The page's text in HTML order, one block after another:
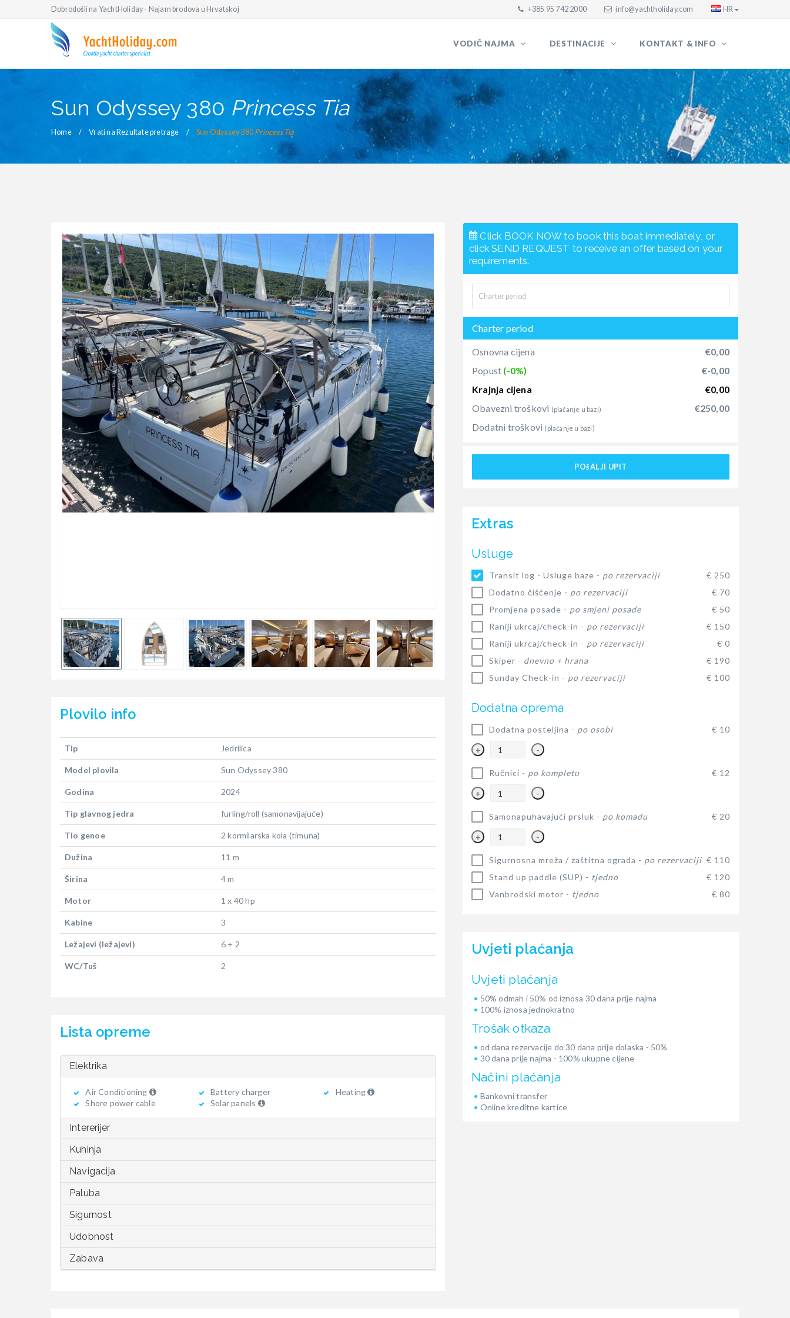
Dobrodošli na YachtHoliday - Najam brodova u Hrvatskoj +385 95 742 2000 info@yachtholiday.com HR
VODIČ NAJMA DESTINACIJE KONTAKT & INFO
Sun Odyssey 380 Princess Tia
Home Vrati na Rezultate pretrage Sun Odyssey 380 Princess Tia
Plovilo info
Tip Jedrilica
Model plovila Sun Odyssey 380
Godina 2024
Tip glavnog jedra furling/roll (samonavijajuće)
Tio genoe 2 kormilarska kola (timuna)
Dužina 11 m
Širina 4 m
Motor 1 x 40 hp
Kabine 3
Ležajevi (ležajevi) 6 + 2
WC/Tuš 2
Lista opreme
Elektrika
Air Conditioning Battery charger
Heating
Shore power cable
Solar panels
Intererijer
Kuhinja
Navigacija
Paluba
Sigurnost
Udobnost
Zabava
Click BOOK NOW to book this boat immediately, or
click SEND REQUEST to receive an offer based on your
requirements.
Charter period
Osnovna cijena
€0,00
Popust (-0%)
€-0,00
Krajnja cijena
€0,00
Obavezni troškovi (plaćanje u bazi)
€250,00
Dodatni troškovi (plaćanje u bazi)
POšALJI UPIT
Extras
Usluge
Transit log - Usluge baze - po rezervaciji
€ 250
Dodatno čišćenje - po rezervaciji
€ 70
Promjena posade - po smjeni posade
€ 50
Raniji ukrcaj/check-in - po rezervaciji
€ 150
Raniji ukrcaj/check-in - po rezervaciji
€ 0
Skiper - dnevno + hrana
€ 190
Sunday Check-in - po rezervaciji € 100
Dodatna oprema
Dodatna posteljina - po osobi € 10
+ -
Ručnici - po kompletu € 12
+ -
Samonapuhavajući prsluk - po komadu € 20
+ -
Sigurnosna mreža / zaštitna ograda - po rezervaciji € 110
Stand up paddle (SUP) - tjedno
€ 120
Vanbrodski motor - tjedno € 80
Uvjeti plaćanja
Uvjeti plaćanja
50% odmah i 50% od iznosa 30 dana prije najma
100% iznosa jednokratno
Trošak otkaza
od dana rezervacije do 30 dana prije dolaska - 50%
30 dana prije najma - 100% ukupne cijene
Načini plaćanja
Bankovni transfer
Online kreditne kartice